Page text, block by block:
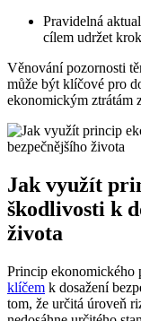
Pravidelná
cílem udržet
Věnování pozornosti
může být klíčové pro
ekonomickým ztrátám
Jak využít
škodlivosti k
života
Princip ekonomického
klíčem k dosažení
tom, že určitá úroveň